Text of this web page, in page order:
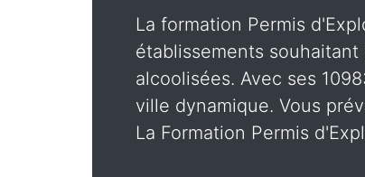
La formation Permis
établissements
alcoolisées. Avec ses
ville dynamique. Vous
La Formation Permis